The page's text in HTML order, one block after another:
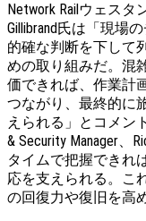
Network Railウェスタ
Gillibrand氏は「現場
的確な判断を下して
めの取り組みだ。混
価できれば、作業計
つながり、最終的に
えられる」とコメン
& Security Manager、
タイムで把握できれ
応を支えられる。こ
の回復力や復旧を高